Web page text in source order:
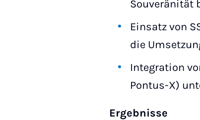
Souveränität
Einsatz von
die
Integration
Pontus-X)
Ergebnisse